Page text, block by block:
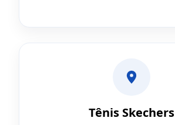
Tênis Skechers